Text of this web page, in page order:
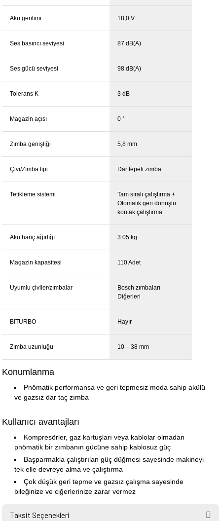
Akü gerilimi 18,0 V
Ses basıncı seviyesi 87 dB(A)
Ses gücü seviyesi 98 dB(A)
Tolerans K 3 dB
Magazin açısı 0 °
Zımba genişliği 5,8 mm
Çivi/Zımba tipi Dar tepeli zımba
Tetikleme sistemi
Tam sıralı çalıştırma +
Otomatik geri dönüşlü
kontak çalıştırma
Akü hariç ağırlığı 3.05 kg
Magazin kapasitesi 110 Adet
Uyumlu çiviler/zımbalar
Bosch zımbaları
Diğerleri
BITURBO Hayır
Zımba uzunluğu 10 – 38 mm
Konumlanma
Pnömatik performansa ve geri tepmesiz moda sahip akülü
ve gazsız dar taç zımba
Kullanıcı avantajları
Kompresörler, gaz kartuşları veya kablolar olmadan
pnömatik bir zımbanın gücüne sahip kablosuz güç
Başparmakla çalıştırılan güç düğmesi sayesinde makineyi
tek elle devreye alma ve çalıştırma
Çok düşük geri tepme ve gazsız çalışma sayesinde
bileğinize ve ciğerlerinize zarar vermez
Taksit Seçenekleri